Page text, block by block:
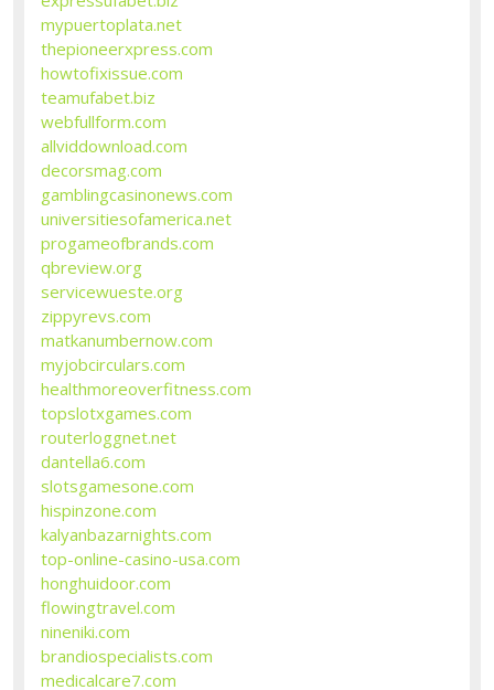
mypuertoplata.net
thepioneerxpress.com
howtofixissue.com
teamufabet.biz
webfullform.com
allviddownload.com
decorsmag.com
gamblingcasinonews.com
universitiesofamerica.net
progameofbrands.com
qbreview.org
servicewueste.org
zippyrevs.com
matkanumbernow.com
myjobcirculars.com
healthmoreoverfitness.com
topslotxgames.com
routerloggnet.net
dantella6.com
slotsgamesone.com
hispinzone.com
kalyanbazarnights.com
top-online-casino-usa.com
honghuidoor.com
flowingtravel.com
nineniki.com
brandiospecialists.com
medicalcare7.com